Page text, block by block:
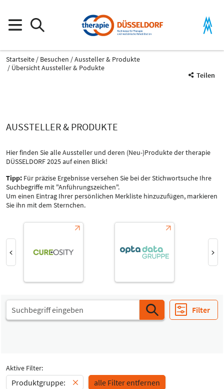
Startseite Besuchen
Aussteller & Produkte
Übersicht Aussteller & Podukte
Teilen
AUSSTELLER & PRODUKTE
Hier finden Sie alle Aussteller und deren (Neu-)Produkte der therapie
DÜSSELDORF 2025 auf einen Blick!
Tipp: Für präzise Ergebnisse versehen Sie bei der Stichwortsuche Ihre
Suchbegriffe mit "Anführungszeichen".
Um einen Eintrag Ihrer persönlichen Merkliste hinzuzufügen, markieren
Sie ihn mit dem Sternchen.
Filter
Special Interests
Aktive Filter:
Produktgruppe: alle Filter entfernen